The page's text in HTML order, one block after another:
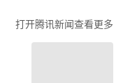
打开腾讯新闻查看更多